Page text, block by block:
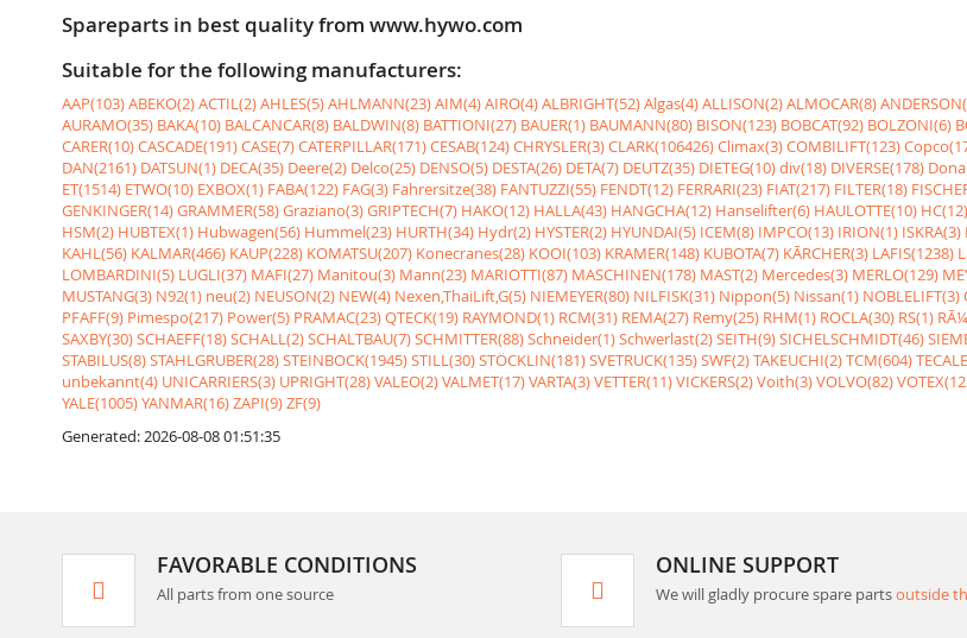
Spareparts in best quality from www.hywo.com
Suitable for the following manufacturers:
AAP(103)ABEKO(2)ACTIL(2)AHLES(5)AHLMANN(23)AIM(4)AIRO(4)ALBRIGHT(52)Algas(4)ALLISON(2)ALMOCAR(8)
AURAMO(35) BAKA(10) BALCANCAR(8) BALDWIN(8) BATTIONI(27) BAUER(1) BAUMANN(80) BISON(123) BOBCAT(92) BOLZONI(6)
CARER(10)CASCADE(191)CASE(7)CATERPILLAR(171)CESAB(124)CHRYSLER(3)CLARK(106426)Climax(3)COMBILIFT(123)
DAN(2161) DATSUN(1) DECA(35) Deere(2) Delco(25) DENSO(5) DESTA(26) DETA(7) DEUTZ(35) DIETEG(10)div(18) DIVERSE(178)
ET(1514) ETWO(10) EXBOX(1) FABA(122) FAG(3) Fahrersitze(38) FANTUZZI(55) FENDT(12) FERRARI(23) FIAT(217) FILTER(18)
GENKINGER(14)GRAMMER(58)Graziano(3)GRIPTECH(7) HAKO(12) HALLA(43) HANGCHA(12) Hanselifter(6) HAULOTTE(10) HC(12)
HSM(2) HUBTEX(1) Hubwagen(56) Hummel(23) HURTH(34) Hydr(2) HYSTER(2) HYUNDAI(5) ICEM(8) IMPCO(13) IRION(1) ISKRA(3)
KAHL(56) KALMAR(466) KAUP(228) KOMATSU(207) Konecranes(28) KOOI(103) KRAMER(148) KUBOTA(7) KÃRCHER(3) LAFIS(1238)
LOMBARDINI(5) LUGLI(37) MAFI(27) Manitou(3) Mann(23) MARIOTTI(87) MASCHINEN(178) MAST(2) Mercedes(3) MERLO(129)
MUSTANG(3) N92(1) neu(2) NEUSON(2) NEW(4) Nexen,ThaiLift,G(5) NIEMEYER(80) NILFISK(31) Nippon(5) Nissan(1) NOBLELIFT(3)
PFAFF(9) Pimespo(217) Power(5) PRAMAC(23)QTECK(19) RAYMOND(1) RCM(31) REMA(27) Remy(25) RHM(1) ROCLA(30) RS(1)
SAXBY(30)SCHAEFF(18)SCHALL(2)SCHALTBAU(7)SCHMITTER(88)Schneider(1)Schwerlast(2)SEITH(9)SICHELSCHMIDT(46)
STABILUS(8)STAHLGRUBER(28)STEINBOCK(1945)STILL(30)STÖCKLIN(181)SVETRUCK(135)SWF(2)TAKEUCHI(2)TCM(604)
unbekannt(4) UNICARRIERS(3) UPRIGHT(28)VALEO(2)VALMET(17)VARTA(3)VETTER(11)VICKERS(2)Voith(3)VOLVO(82)
YALE(1005)YANMAR(16)ZAPI(9)ZF(9)
Generated: 2026-08-08 01:51:35
FAVORABLE CONDITIONS
All parts from one source
ONLINE SUPPORT
We will gladly procure spare partsoutside